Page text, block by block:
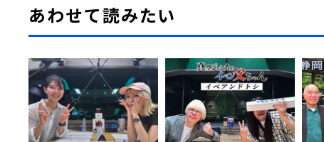
あわせて読みたい